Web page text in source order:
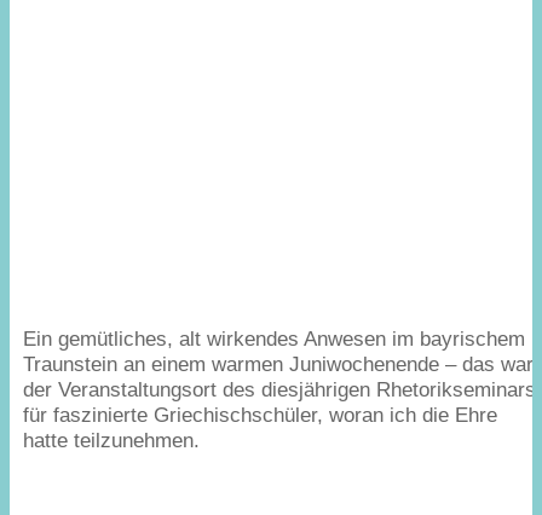
Ein gemütliches, alt wirkendes Anwesen im bayrischem
Traunstein an einem warmen Juniwochenende – das war
der Veranstaltungsort des diesjährigen Rhetorikseminars
für faszinierte Griechischschüler, woran ich die Ehre
hatte teilzunehmen.